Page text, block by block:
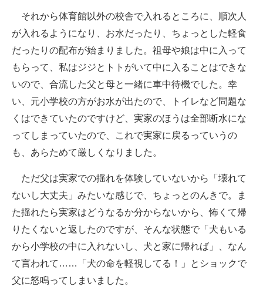
それから体育館以外の校舎で入れるところに、順次人
が入れるようになり、お水だったり、ちょっとした軽食
だったりの配布が始まりました。祖母や娘は中に入って
もらって、私はジジとトトがいて中に入ることはできな
いので、合流した父と母と一緒に車中待機でした。幸
い、元小学校の方がお水が出たので、トイレなど問題な
くはできていたのですけど、実家のほうは全部断水にな
ってしまっていたので、これで実家に戻るっていうの
も、あらためて厳しくなりました。
ただ父は実家での揺れを体験していないから「壊れて
ないし大丈夫」みたいな感じで、ちょっとのんきで。ま
た揺れたら実家はどうなるか分からないから、怖くて帰
りたくないと返したのですが、そんな状態で「犬もいる
から小学校の中に入れないし、犬と家に帰れば」、なん
て言われて……「犬の命を軽視してる！」とショックで
父に怒鳴ってしまいました。